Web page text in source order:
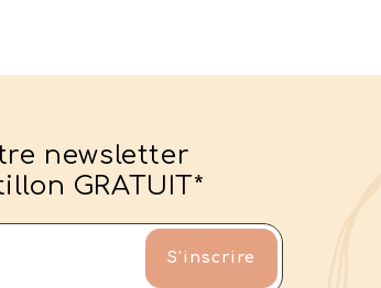
newsletter
GRATUIT*
S'inscrire